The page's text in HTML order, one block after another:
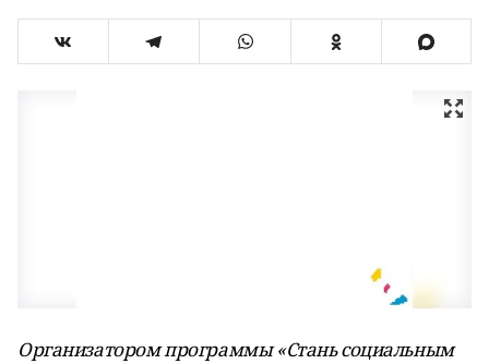
Организатором программы «Стань социальным